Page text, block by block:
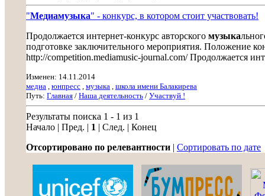
"Медиамузыка" - конкурс, в котором стоит участвовать!
Продолжается интернет-конкурс авторского музыка
подготовке заключительного мероприятия. Положение
http://competition.mediamusic-journal.com/ Продолжается
Изменен: 14.11.2014
медиа , юнпресс , музыка , школа имени Балакирева
Путь: Главная / Наша деятельность / Участвуй !
Результаты поиска 1 - 1 из 1
Начало | Пред. | 1 | След. | Конец
Отсортировано по релевантности | Сортировать по дате